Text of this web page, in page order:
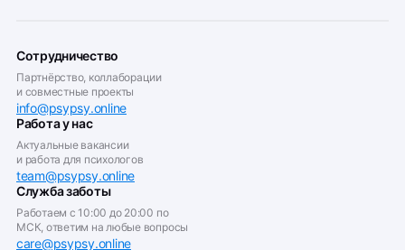
Сотрудничество
Партнёрство, коллаборации
и совместные проекты
info@psypsy.online
Работа у нас
Актуальные вакансии
и работа для психологов
team@psypsy.online
Служба заботы
Работаем с 10:00 до 20:00 по
МСК, ответим на любые вопросы
care@psypsy.online